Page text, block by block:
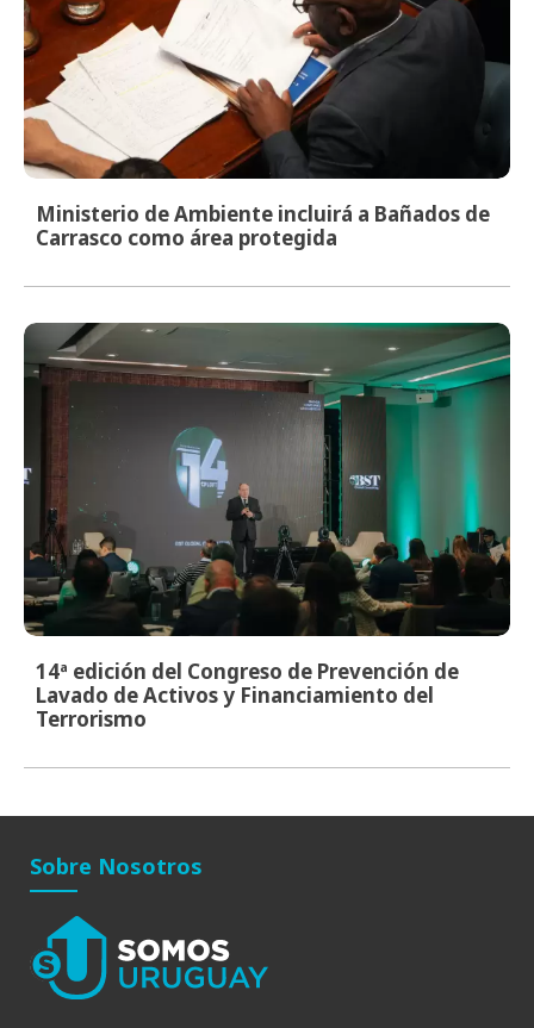
Ministerio de Ambiente incluirá a Bañados de
Carrasco como área protegida
14ª edición del Congreso de Prevención de
Lavado de Activos y Financiamiento del
Terrorismo
Sobre Nosotros